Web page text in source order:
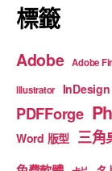
標籤
Adobe Adobe
Illustrator InDesign
PDFForge
Word 版型 三角